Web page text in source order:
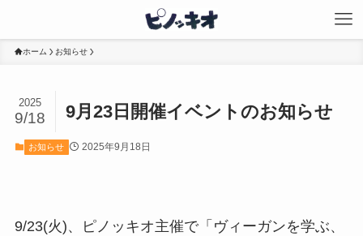
ホーム お知らせ
9月23日開催イベントのお知らせ
2025
9/18
お知らせ 2025年9月18日
9/23(火)、ピノッキオ主催で「ヴィーガンを学ぶ、